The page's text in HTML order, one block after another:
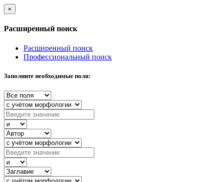
×
Расширенный поиск
Расширенный поиск
Профессиональный поиск
Заполните необходимые поля: